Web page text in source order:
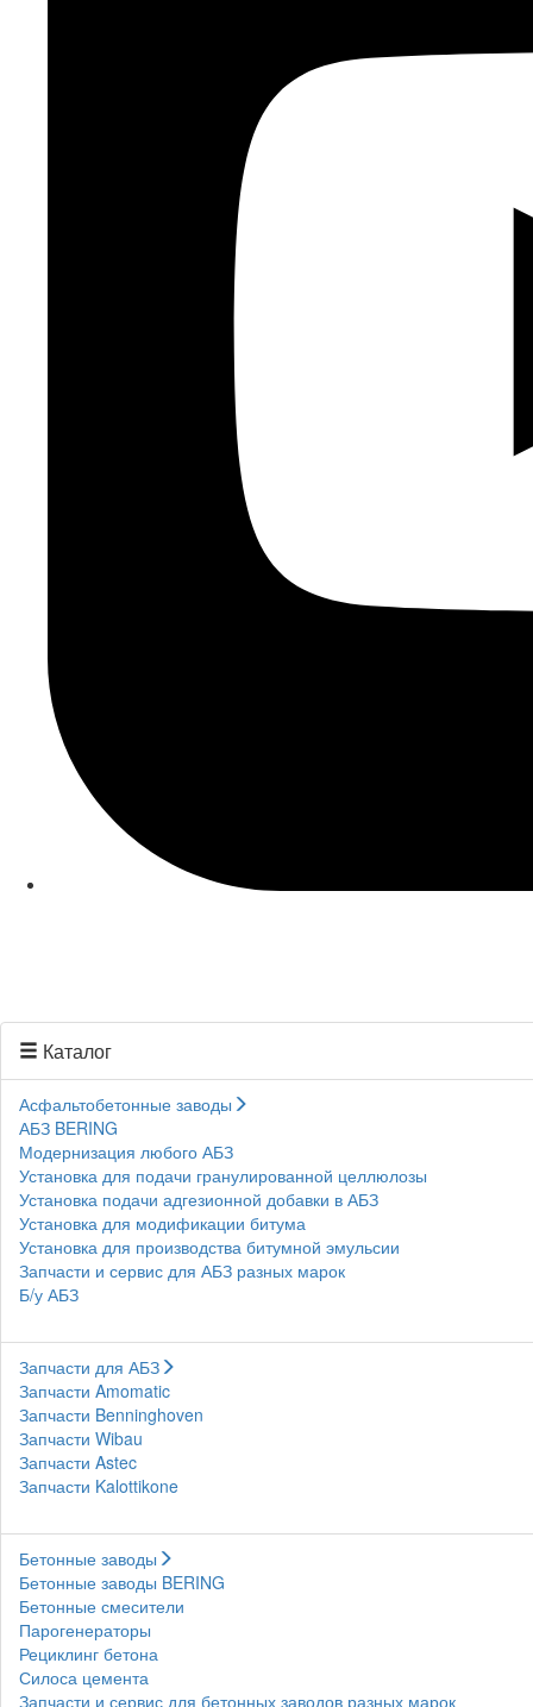
Каталог
Асфальтобетонные заводы
АБЗ BERING
Модернизация любого АБЗ
Установка для подачи гранулированной целлюлозы
Установка подачи адгезионной добавки в АБЗ
Установка для модификации битума
Установка для производства битумной эмульсии
Запчасти и сервис для АБЗ разных марок
Б/у АБЗ
Запчасти для АБЗ
Запчасти Amomatic
Запчасти Benninghoven
Запчасти Wibau
Запчасти Astec
Запчасти Kalottikone
Бетонные заводы
Бетонные заводы BERING
Бетонные смесители
Парогенераторы
Рециклинг бетона
Силоса цемента
Запчасти и сервис для бетонных заводов разных марок